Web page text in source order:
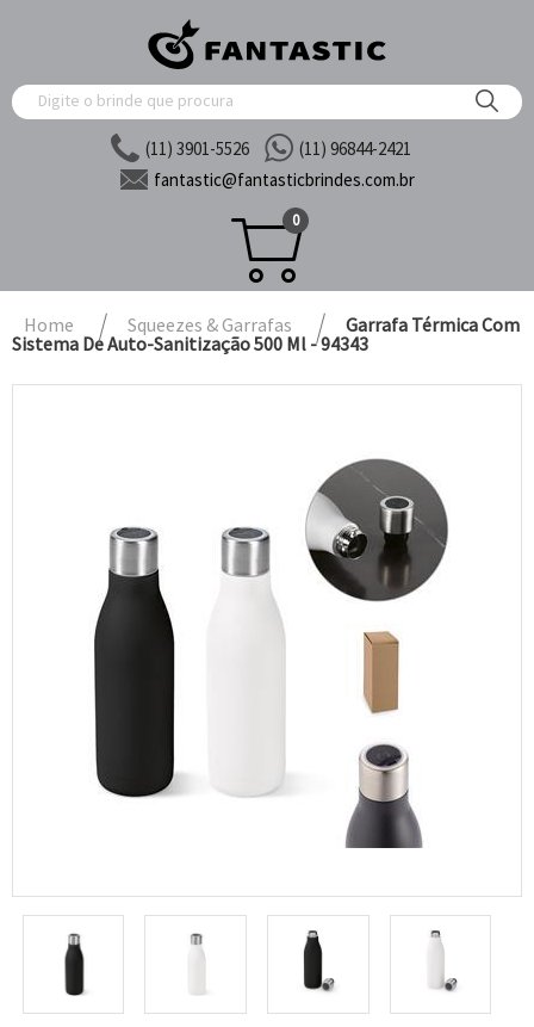
(11) 3901-5526
(11) 96844-2421
fantastic@fantasticbrindes.com.br
0
Home Squeezes & Garrafas
Garrafa Térmica Com
Sistema De Auto-Sanitização 500 Ml - 94343